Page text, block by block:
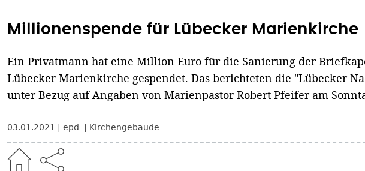
Millionenspende für Lübecker Marienkirche
Ein Privatmann hat eine Million Euro für die Sanierung der
Lübecker Marienkirche gespendet. Das berichteten die "Lübecker
unter Bezug auf Angaben von Marienpastor Robert Pfeifer am
03.01.2021 epd Kirchengebäude